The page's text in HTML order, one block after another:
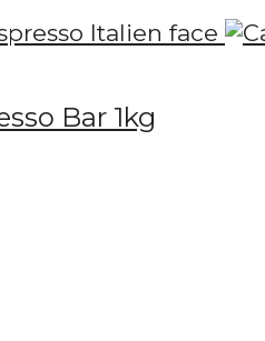
Bar 1kg